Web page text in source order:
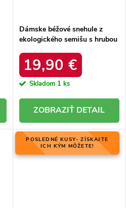
Dámske béžové snehule z
ekologického semišu s hrubou
20216-4F LIGHT BEIGE
19,90 €
Skladom 1 ks
DETAIL
POSLEDNÉ KUSY- ZÍSKAJTE
ICH KÝM MÔŽETE!